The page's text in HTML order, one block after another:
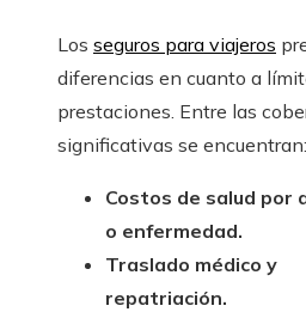
Los seguros para viajeros
diferencias en cuanto a
prestaciones. Entre las
significativas se encuentran:
Costos de salud por
o enfermedad.
Traslado médico y
repatriación.